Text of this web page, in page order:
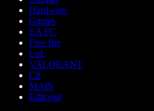
Hardware
Games
EA FC
Free fire
LoL
VALORANT
CS
MAIS
Editorial